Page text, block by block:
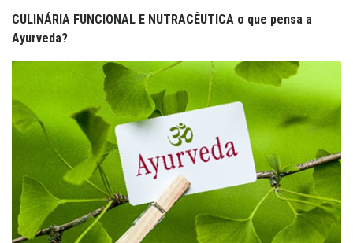
CULINÁRIA FUNCIONAL E NUTRACÊUTICA o que pensa a
Ayurveda?